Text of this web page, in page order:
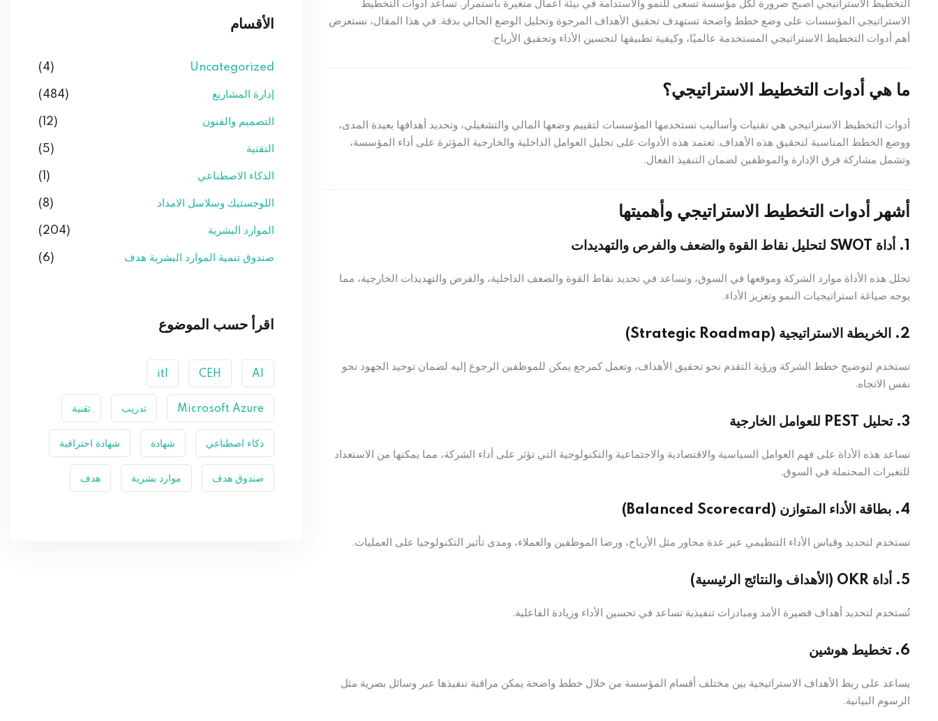
التخطيط الاستراتيجي أصبح ضرورة لكل مؤسسة تسعى للنمو والاستدامة في بيئة أعمال متغيرة باستمرار. تساعد أدوات التخطيط
الاستراتيجي المؤسسات على وضع خطط واضحة تستهدف تحقيق الأهداف المرجوة وتحليل الوضع الحالي بدقة. في هذا المقال، نستعرض
أهم أدوات التخطيط الاستراتيجي المستخدمة عالميًا، وكيفية تطبيقها لتحسين الأداء وتحقيق الأرباح.
ما هي أدوات التخطيط الاستراتيجي؟
أدوات التخطيط الاستراتيجي هي تقنيات وأساليب تستخدمها المؤسسات لتقييم وضعها المالي والتشغيلي، وتحديد أهدافها بعيدة المدى،
ووضع الخطط المناسبة لتحقيق هذه الأهداف. تعتمد هذه الأدوات على تحليل العوامل الداخلية والخارجية المؤثرة على أداء المؤسسة،
وتشمل مشاركة فرق الإدارة والموظفين لضمان التنفيذ الفعال.
أشهر أدوات التخطيط الاستراتيجي وأهميتها
تحلل هذه الأداة موارد الشركة وموقعها في السوق، وتساعد في تحديد نقاط القوة والضعف الداخلية، والفرص والتهديدات الخارجية، مما
يوجه صياغة استراتيجيات النمو وتعزيز الأداء.
2. الخريطة الاستراتيجية (Strategic Roadmap)
تستخدم لتوضيح خطط الشركة ورؤية التقدم نحو تحقيق الأهداف، وتعمل كمرجع يمكن للموظفين الرجوع إليه لضمان توحيد الجهود نحو
نفس الاتجاه.
3. تحليل PEST للعوامل الخارجية
تساعد هذه الأداة على فهم العوامل السياسية والاقتصادية والاجتماعية والتكنولوجية التي تؤثر على أداء الشركة، مما يمكنها من الاستعداد
للتغيرات المحتملة في السوق.
4. بطاقة الأداء المتوازن (Balanced Scorecard)
تستخدم لتحديد وقياس الأداء التنظيمي عبر عدة محاور مثل الأرباح، ورضا الموظفين والعملاء، ومدى تأثير التكنولوجيا على العمليات.
5. أداة OKR (الأهداف والنتائج الرئيسية)
تُستخدم لتحديد أهداف قصيرة الأمد ومبادرات تنفيذية تساعد في تحسين الأداء وزيادة الفاعلية.
6. تخطيط هوشين
يساعد على ربط الأهداف الاستراتيجية بين مختلف أقسام المؤسسة من خلال خطط واضحة يمكن مراقبة تنفيذها عبر وسائل بصرية مثل
الرسوم البيانية.
الأقسام
Uncategorized
(4)
إدارة المشاريع (484)
التصميم والفنون (12)
التقنية (5)
الذكاء الاصطناعي (1)
اللوجستيك وسلاسل الامداد (8)
الموارد البشرية (204)
صندوق تنمية الموارد البشرية هدف (6)
اقرأ حسب الموضوع
AI
CEH
itl
Microsoft Azure تدريب تقنية
ذكاء اصطناعي شهادة شهادة احترافية
صندوق هدف موارد بشرية هدف